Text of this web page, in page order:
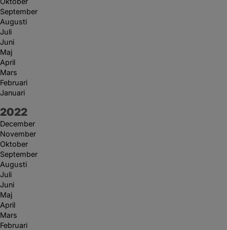
September
Augusti
Juli
Juni
Maj
April
Mars
Februari
Januari
År:
2022
December
November
Oktober
September
Augusti
Juli
Juni
Maj
April
Mars
Februari